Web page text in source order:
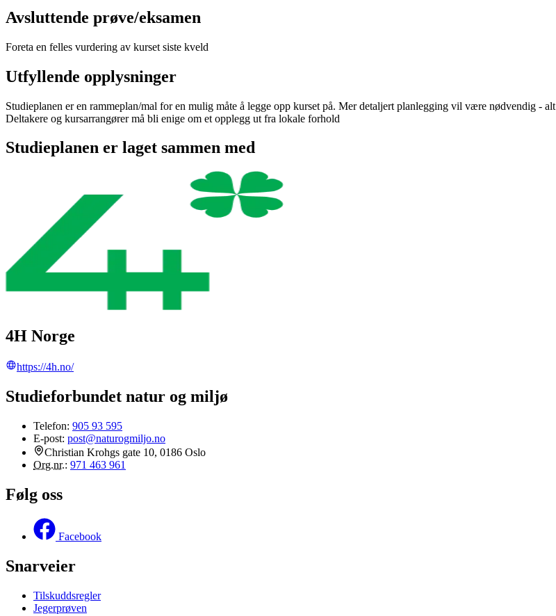
Avsluttende prøve/eksamen
Foreta en felles vurdering av kurset siste kveld
Utfyllende opplysninger
Studieplanen er en rammeplan/mal for en mulig måte å legge opp kurset på. Mer detaljert planlegging vil være nødvendig -
Deltakere og kursarrangører må bli enige om et opplegg ut fra lokale forhold
Studieplanen er laget sammen med
4H Norge
https://4h.no/
Studieforbundet natur og miljø
Telefon: 905 93 595
E-post: post@naturogmiljo.no
Christian Krohgs gate 10, 0186 Oslo
Org.nr.: 971 463 961
Følg oss
Facebook
Snarveier
Tilskuddsregler
Jegerprøven